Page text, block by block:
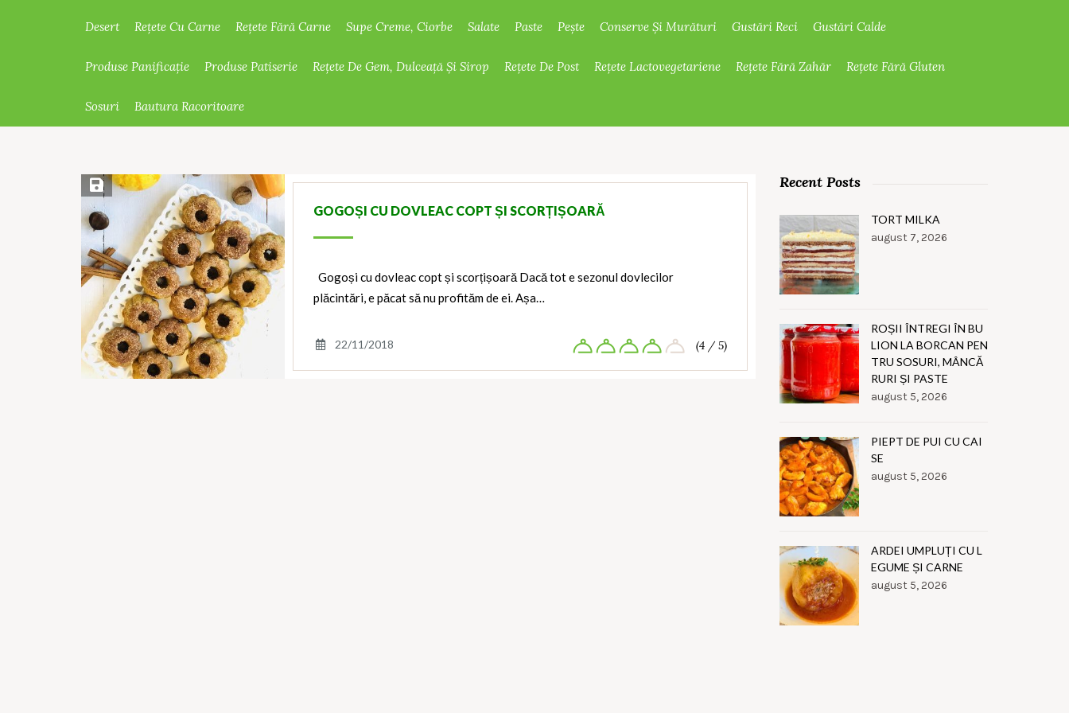
Desert Rețete Cu Carne Rețete Fără Carne Supe Creme, Ciorbe Salate Paste Pește Conserve Și Murături Gustări Reci Gustări Calde
Produse Panificație Produse Patiserie Rețete De Gem, Dulceață Și Sirop Rețete De Post Rețete Lactovegetariene Rețete Fără Zahăr Rețete Fără Gluten
Sosuri Bautura Racoritoare
Save Recipe
GOGOȘI CU DOVLEAC COPT ȘI SCORȚIȘOARĂ
Gogoși cu dovleac copt și scorțișoară Dacă tot e sezonul dovlecilor
plăcintări, e păcat să nu profităm de ei. Așa…
22/11/2018 (4 / 5)
Recent Posts
TORT MILKA
august 7, 2026
ROȘII ÎNTREGI ÎN BU
LION LA BORCAN PEN
TRU SOSURI, MÂNCĂ
RURI ȘI PASTE
august 5, 2026
PIEPT DE PUI CU CAI
SE
august 5, 2026
ARDEI UMPLUȚI CU L
EGUME ȘI CARNE
august 5, 2026